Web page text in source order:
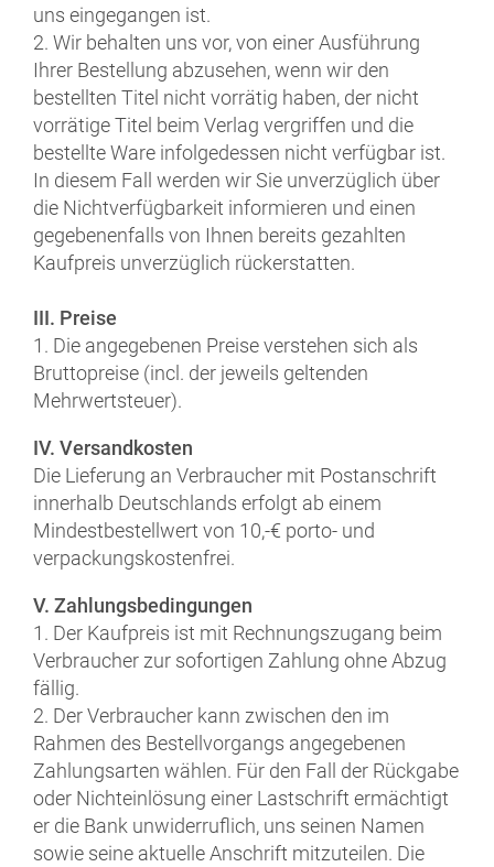
uns eingegangen ist.
2. Wir behalten uns vor, von einer Ausführung
Ihrer Bestellung abzusehen, wenn wir den
bestellten Titel nicht vorrätig haben, der nicht
vorrätige Titel beim Verlag vergriffen und die
bestellte Ware infolgedessen nicht verfügbar ist.
In diesem Fall werden wir Sie unverzüglich über
die Nichtverfügbarkeit informieren und einen
gegebenenfalls von Ihnen bereits gezahlten
Kaufpreis unverzüglich rückerstatten.
III. Preise
1. Die angegebenen Preise verstehen sich als
Bruttopreise (incl. der jeweils geltenden
Mehrwertsteuer).
IV. Versandkosten
Die Lieferung an Verbraucher mit Postanschrift
innerhalb Deutschlands erfolgt ab einem
Mindestbestellwert von 10,-€ porto- und
verpackungskostenfrei.
V. Zahlungsbedingungen
1. Der Kaufpreis ist mit Rechnungszugang beim
Verbraucher zur sofortigen Zahlung ohne Abzug
fällig.
2. Der Verbraucher kann zwischen den im
Rahmen des Bestellvorgangs angegebenen
Zahlungsarten wählen. Für den Fall der Rückgabe
oder Nichteinlösung einer Lastschrift ermächtigt
er die Bank unwiderruflich, uns seinen Namen
sowie seine aktuelle Anschrift mitzuteilen. Die